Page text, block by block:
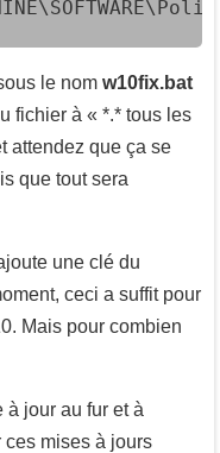
le nom w10fix.bat
fichier à « *.* tous les
attendez que ça se
que tout sera
une clé du
ceci a suffit pour
Mais pour combien
à jour au fur et à
ces mises à jours